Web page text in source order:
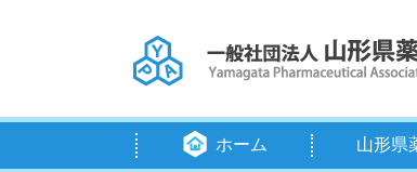
ホーム 山形県